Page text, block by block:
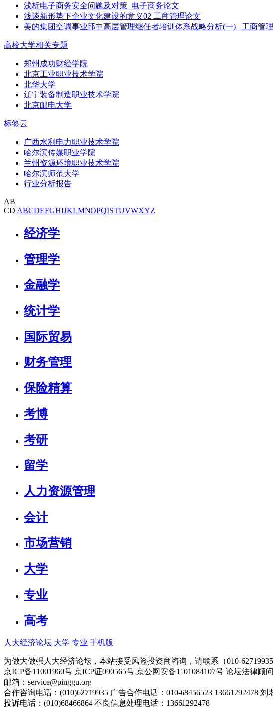
浅析电子商务安全问题及对策_电子商务论文
浅谈新形势下企业文化建设的意义02 工商管理论文
美的集团空调事业部中高层管理继任者培训体系战略分析(一) _工商管
高校大学相关专题
郑州成功财经学院
北京工业职业技术学院
北华大学
辽宁装备制造职业技术学院
北京邮电大学
标签云
广西水利电力职业技术学院
哈尔滨传媒职业学院
兰州资源环境职业技术学院
哈尔滨师范大学
行业分析报告
AB
CD ABCDEFGHIJKLMNOPQISTUVWXYZ
经济学
管理学
金融学
统计学
国际贸易
财务管理
保险精算
考博
考研
留学
人力资源管理
会计
市场营销
大学
专业
高考
人大经济论坛 大学 专业 手机版
为做大做强人大经济论坛，本站接受风险投资商咨询，请联系（010-62719935
京ICP备11001960号 京ICP证090565号 京公网安备1101084107号 论坛法律顾
邮箱：service@pinggu.org
合作咨询电话：(010)62719935 广告合作电话：010-68456523 13661292478 刘
投诉电话：(010)68466864 不良信息处理电话：13661292478